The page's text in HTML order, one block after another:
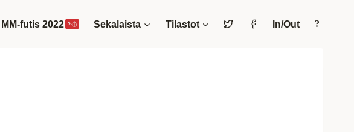
MM-futis 2022 ? Sekalaista Tilastot In/Out